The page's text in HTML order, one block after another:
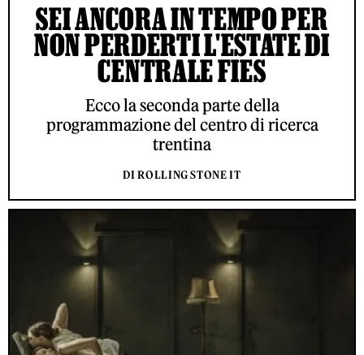
SEI ANCORA IN TEMPO PER
NON PERDERTI L'ESTATE DI
CENTRALE FIES
Ecco la seconda parte della
programmazione del centro di ricerca
trentina
DI ROLLING STONE IT